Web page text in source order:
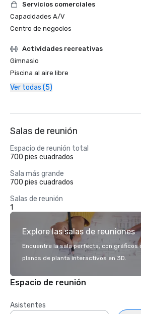
Servicios comerciales
Capacidades A/V
Centro de negocios
Actividades recreativas
Gimnasio
Piscina al aire libre
Ver todas (5)
Salas de reunión
Espacio de reunión total
700 pies cuadrados
Sala más grande
700 pies cuadrados
Salas de reunión
1
Explore las salas de reuniones
Encuentre la sala perfecta, con gráficos
planos de planta interactivos en 3D.
Espacio de reunión
Asistentes